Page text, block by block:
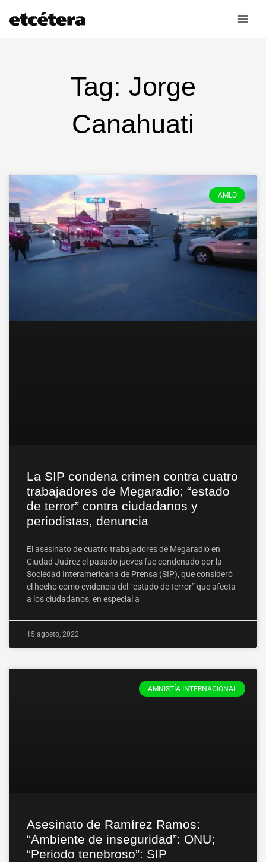
Tag: Jorge
Canahuati
AMLO
La SIP condena crimen contra cuatro
trabajadores de Megaradio; “estado
de terror” contra ciudadanos y
periodistas, denuncia
El asesinato de cuatro trabajadores de Megaradio en
Ciudad Juárez el pasado jueves fue condenado por la
Sociedad Interamericana de Prensa (SIP), que consideró
el hecho como evidencia del “estado de terror” que afecta
a los ciudadanos, en especial a
15 agosto, 2022
AMNISTÍA INTERNACIONAL
Asesinato de Ramírez Ramos:
“Ambiente de inseguridad”: ONU;
“Periodo tenebroso”: SIP